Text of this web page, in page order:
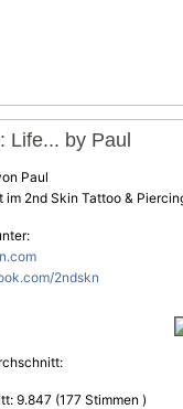
Life... by Paul
Paul
im 2nd Skin Tattoo &
2ndskn
9.847 (177 Stimmen )